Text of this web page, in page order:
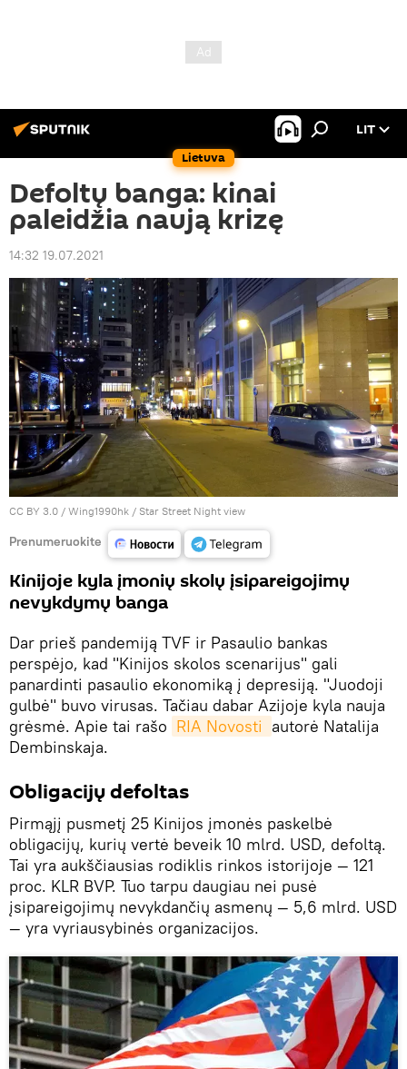
Lietuva
LIT
Defoltų banga: kinai
paleidžia naują krizę
14:32 19.07.2021
CC BY 3.0 / Wing1990hk / Star Street Night view
Prenumeruokite
Kinijoje kyla įmonių skolų įsipareigojimų
nevykdymų banga
Dar prieš pandemiją TVF ir Pasaulio bankas
perspėjo, kad "Kinijos skolos scenarijus" gali
panardinti pasaulio ekonomiką į depresiją. "Juodoji
gulbė" buvo virusas. Tačiau dabar Azijoje kyla nauja
grėsmė. Apie tai rašo RIA Novosti autorė Natalija
Dembinskaja.
Obligacijų defoltas
Pirmąjį pusmetį 25 Kinijos įmonės paskelbė
obligacijų, kurių vertė beveik 10 mlrd. USD, defoltą.
Tai yra aukščiausias rodiklis rinkos istorijoje — 121
proc. KLR BVP. Tuo tarpu daugiau nei pusė
įsipareigojimų nevykdančių asmenų — 5,6 mlrd. USD
— yra vyriausybinės organizacijos.